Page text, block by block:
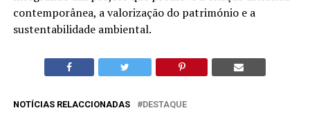
contemporânea, a valorização do património e a
sustentabilidade ambiental.
NOTÍCIAS RELACCIONADAS DESTAQUE